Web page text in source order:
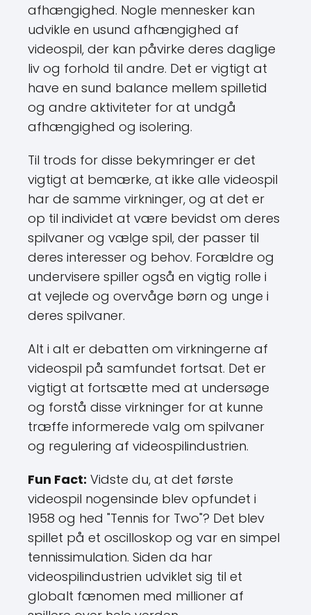
afhængighed. Nogle mennesker kan
udvikle en usund afhængighed af
videospil, der kan påvirke deres daglige
liv og forhold til andre. Det er vigtigt at
have en sund balance mellem spilletid
og andre aktiviteter for at undgå
afhængighed og isolering.
Til trods for disse bekymringer er det
vigtigt at bemærke, at ikke alle videospil
har de samme virkninger, og at det er
op til individet at være bevidst om deres
spilvaner og vælge spil, der passer til
deres interesser og behov. Forældre og
undervisere spiller også en vigtig rolle i
at vejlede og overvåge børn og unge i
deres spilvaner.
Alt i alt er debatten om virkningerne af
videospil på samfundet fortsat. Det er
vigtigt at fortsætte med at undersøge
og forstå disse virkninger for at kunne
træffe informerede valg om spilvaner
og regulering af videospilindustrien.
Fun Fact: Vidste du, at det første
videospil nogensinde blev opfundet i
1958 og hed "Tennis for Two"? Det blev
spillet på et oscilloskop og var en simpel
tennissimulation. Siden da har
videospilindustrien udviklet sig til et
globalt fænomen med millioner af